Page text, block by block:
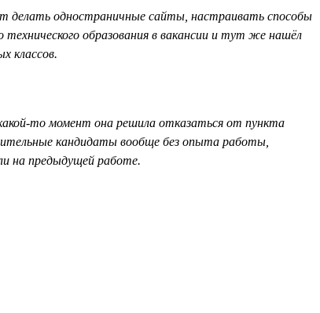
делать одностраничные сайты, настраивать способы
образования в вакансии и тут же нашёл
классов.
то момент она решила отказаться от пункта
кандидаты вообще без опыта работы,
на предыдущей работе.